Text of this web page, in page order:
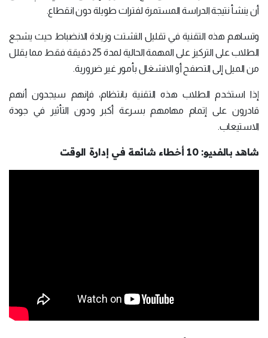
أن ينشأ نتيجة الدراسة المستمرة لفترات طويلة دون انقطاع.
وتساهم هذه التقنية في تقليل التشتت وزيادة الانضباط حيث يشجع
الطلاب على التركيز على المهمة الحالية لمدة 25 دقيقة فقط مما يقلل
من الميل إلى التصفح أو الانشغال بأمور غير ضرورية.
إذا استخدم الطلاب هذه التقنية بانتظام، فإنهم سيجدون أنهم
قادرون على إتمام مهامهم بسرعة أكبر ودون التأثير في جودة
الاستيعاب.
شاهد بالفديو: 10 أخطاء شائعة في إدارة الوقت